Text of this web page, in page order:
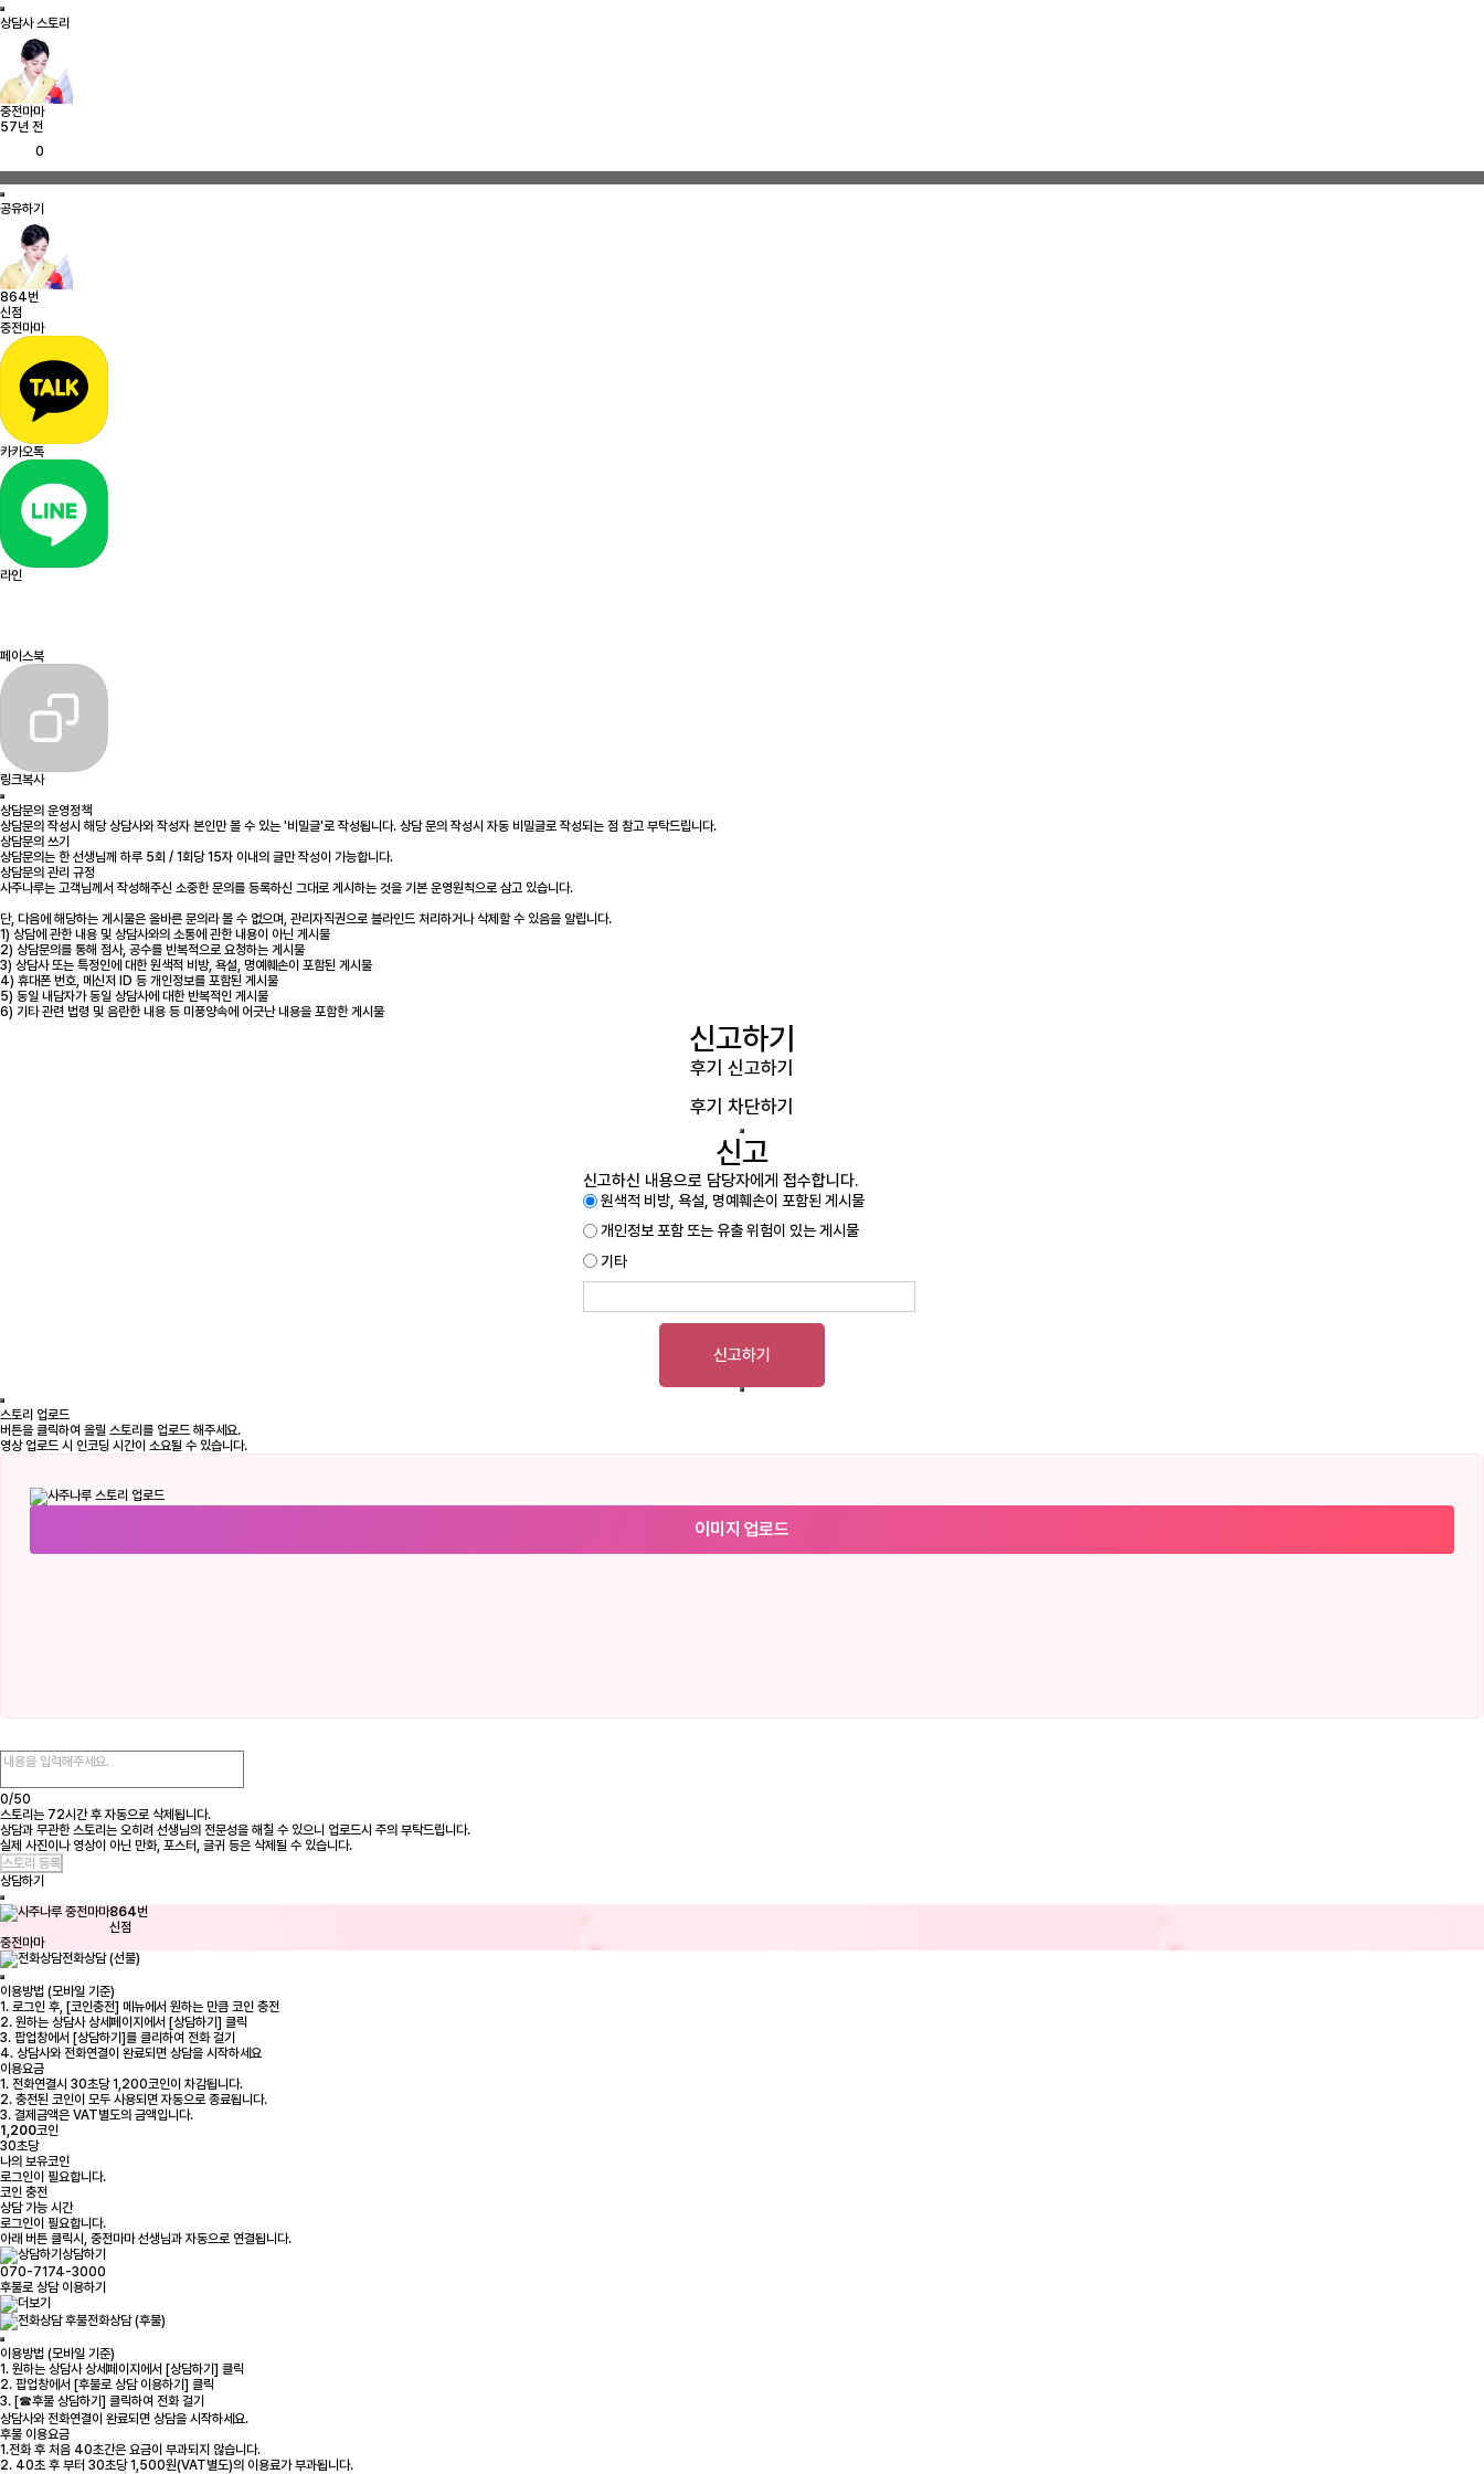
상담사 스토리
중전마마
57년 전
0
공유하기
864번
신점
중전마마
카카오톡
라인
페이스북
링크복사
상담문의 운영정책
상담문의 작성시 해당 상담사와 작성자 본인만 볼 수 있는 '비밀글'로 작성됩니다. 상담 문의 작성시 자동 비밀글로 작성되는 점 참고 부탁드립니다.
상담문의 쓰기
상담문의는 한 선생님께 하루 5회 / 1회당 15자 이내의 글만 작성이 가능합니다.
상담문의 관리 규정
사주나루는 고객님께서 작성해주신 소중한 문의를 등록하신 그대로 게시하는 것을 기본 운영원칙으로 삼고 있습니다.
단, 다음에 해당하는 게시물은 올바른 문의라 볼 수 없으며, 관리자직권으로 블라인드 처리하거나 삭제할 수 있음을 알립니다.
1) 상담에 관한 내용 및 상담사와의 소통에 관한 내용이 아닌 게시물
2) 상담문의를 통해 점사, 공수를 반복적으로 요청하는 게시물
3) 상담사 또는 특정인에 대한 원색적 비방, 욕설, 명예훼손이 포함된 게시물
4) 휴대폰 번호, 메신저 ID 등 개인정보를 포함된 게시물
5) 동일 내담자가 동일 상담사에 대한 반복적인 게시물
6) 기타 관련 법령 및 음란한 내용 등 미풍양속에 어긋난 내용을 포함한 게시물
신고하기
후기 신고하기
후기 차단하기
신고
신고하신 내용으로 담당자에게 접수합니다.
원색적 비방, 욕설, 명예훼손이 포함된 게시물
개인정보 포함 또는 유출 위험이 있는 게시물
기타
신고하기
스토리 업로드
버튼을 클릭하여 올릴 스토리를 업로드 해주세요.
영상 업로드 시 인코딩 시간이 소요될 수 있습니다.
이미지 업로드
0/50
스토리는 72시간 후 자동으로 삭제됩니다.
상담과 무관한 스토리는 오히려 선생님의 전문성을 해칠 수 있으니 업로드시 주의 부탁드립니다.
실제 사진이나 영상이 아닌 만화, 포스터, 글귀 등은 삭제될 수 있습니다.
상담하기
864번
신점
중전마마
전화상담 (선불)
이용방법 (모바일 기준)
1. 로그인 후, [코인충전] 메뉴에서 원하는 만큼 코인 충전
2. 원하는 상담사 상세페이지에서 [상담하기] 클릭
3. 팝업창에서 [상담하기]를 클리하여 전화 걸기
4. 상담사와 전화연결이 완료되면 상담을 시작하세요
이용요금
1. 전화연결시 30초당 1,200코인이 차감됩니다.
2. 충전된 코인이 모두 사용되면 자동으로 종료됩니다.
3. 결제금액은 VAT별도의 금액입니다.
1,200코인
30초당
나의 보유코인
로그인이 필요합니다.
코인 충전
상담 가능 시간
로그인이 필요합니다.
아래 버튼 클릭시, 중전마마 선생님과 자동으로 연결됩니다.
상담하기
070-7174-3000
후불로 상담 이용하기
전화상담 (후불)
이용방법 (모바일 기준)
1. 원하는 상담사 상세페이지에서 [상담하기] 클릭
2. 팝업창에서 [후불로 상담 이용하기] 클릭
3. [☎후불 상담하기] 클릭하여 전화 걸기
상담사와 전화연결이 완료되면 상담을 시작하세요.
후불 이용요금
1.전화 후 처음 40초간은 요금이 부과되지 않습니다.
2. 40초 후 부터 30초당 1,500원(VAT별도)의 이용료가 부과됩니다.